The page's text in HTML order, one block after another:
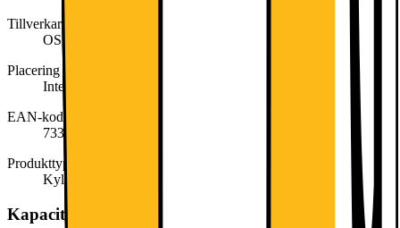
Tillverkarens artikelnummer
OSK5O88EF
Placering
Integrerat
EAN-kod
7333394027067
Produkttyp
Kylskåp
Kapacitet, förbrukning och strömförsörjning